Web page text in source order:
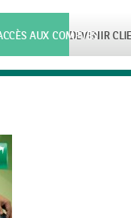
DEVENIR
AUX COMPTES